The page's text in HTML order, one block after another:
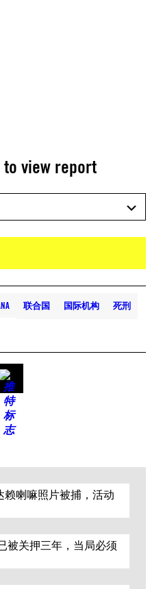
to view report
联合国 国际机构 死刑
喇嘛照片被捕，活动
被关押三年，当局必须